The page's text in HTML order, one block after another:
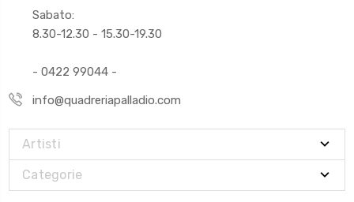
Sabato:
8.30-12.30 - 15.30-19.30
- 0422 99044 -
info@quadreriapalladio.com
Artisti
Categorie